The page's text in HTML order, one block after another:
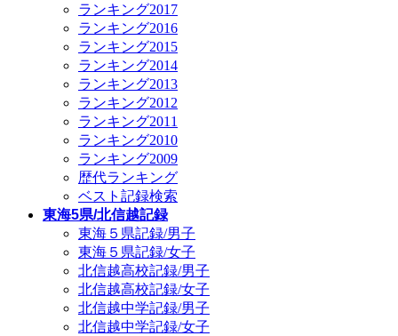
ランキング2017
ランキング2016
ランキング2015
ランキング2014
ランキング2013
ランキング2012
ランキング2011
ランキング2010
ランキング2009
歴代ランキング
ベスト記録検索
東海5県/北信越記録
東海５県記録/男子
東海５県記録/女子
北信越高校記録/男子
北信越高校記録/女子
北信越中学記録/男子
北信越中学記録/女子